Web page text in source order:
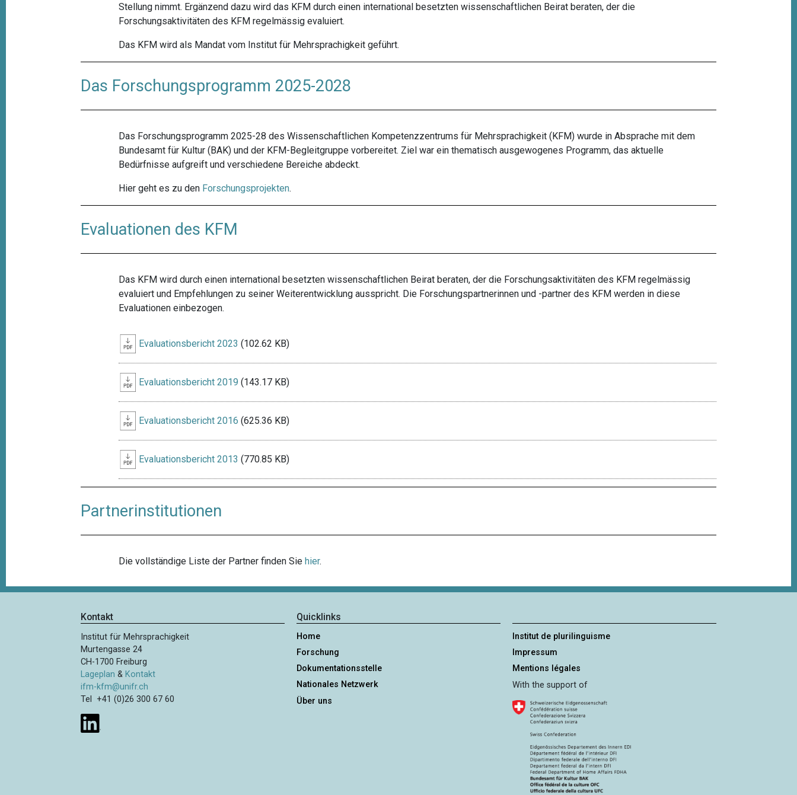
Stellung nimmt. Ergänzend dazu wird das KFM durch einen international besetzten wissenschaftlichen Beirat beraten, der die
Forschungsaktivitäten des KFM regelmässig evaluiert.
Das KFM wird als Mandat vom Institut für Mehrsprachigkeit geführt.
Das Forschungsprogramm 2025-2028
Das Forschungsprogramm 2025-28 des Wissenschaftlichen Kompetenzzentrums für Mehrsprachigkeit (KFM) wurde in Absprache mit dem
Bundesamt für Kultur (BAK) und der KFM-Begleitgruppe vorbereitet. Ziel war ein thematisch ausgewogenes Programm, das aktuelle
Bedürfnisse aufgreift und verschiedene Bereiche abdeckt.
Hier geht es zu den Forschungsprojekten.
Evaluationen des KFM
Das KFM wird durch einen international besetzten wissenschaftlichen Beirat beraten, der die Forschungsaktivitäten des KFM regelmässig
evaluiert und Empfehlungen zu seiner Weiterentwicklung ausspricht. Die Forschungspartnerinnen und -partner des KFM werden in diese
Evaluationen einbezogen.
Evaluationsbericht 2023 (102.62 KB)
Evaluationsbericht 2019 (143.17 KB)
Evaluationsbericht 2016 (625.36 KB)
Evaluationsbericht 2013 (770.85 KB)
Partnerinstitutionen
Die vollständige Liste der Partner finden Sie hier.
Kontakt
Institut für Mehrsprachigkeit
Murtengasse 24
CH-1700 Freiburg
Lageplan & Kontakt
ifm-kfm@unifr.ch
Tel +41 (0)26 300 67 60
Quicklinks
Home
Forschung
Dokumentationsstelle
Nationales Netzwerk
Über uns
Institut de plurilinguisme
Impressum
Mentions légales
With the support of